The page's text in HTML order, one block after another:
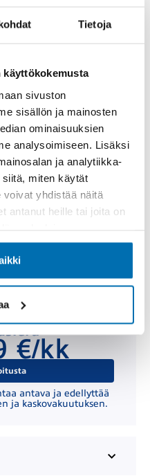
Tietoja
käyttökokemusta
sivuston
sisällön ja mainosten
ominaisuuksien
analysoimiseen. Lisäksi
ja analytiikka-
miten käytät
yhdistää näitä
antanut heille tai joita on
(€)
€/kk
antava ja edellyttää
ja kaskovakuutuksen.